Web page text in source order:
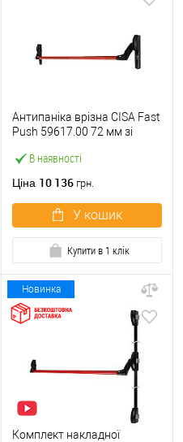
В наявності
Антипаніка врізна CISA Fast
Push 59617.00 72 мм зі
Ціна 10 136 грн.
У кошик
Купити в 1 клік
Новинка
Комплект накладної